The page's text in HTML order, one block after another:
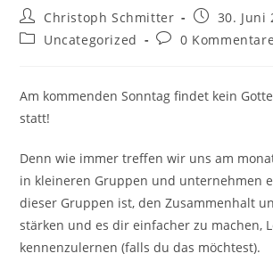
Christoph Schmitter
30. Juni
Uncategorized
0 Kommentare
Am kommenden Sonntag findet kein
statt!
Denn wie immer treffen wir uns am
in kleineren Gruppen und unternehmen
dieser Gruppen ist, den Zusammenhalt
stärken und es dir einfacher zu machen,
kennenzulernen (falls du das möchtest).